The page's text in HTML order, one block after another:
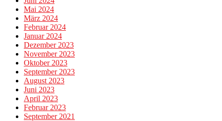
Mai 2024
März 2024
Februar 2024
Januar 2024
Dezember 2023
November 2023
Oktober 2023
September 2023
August 2023
Juni 2023
April 2023
Februar 2023
September 2021